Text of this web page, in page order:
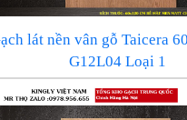
lát nền vân gỗ Taicera
G12L04 Loại 1